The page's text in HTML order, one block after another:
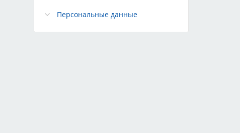
Персональные данные